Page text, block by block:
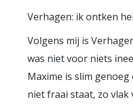
Verhagen: ik ontken
Volgens mij is
was niet voor niets
Maxime is slim
niet fraai staat, zo vlak